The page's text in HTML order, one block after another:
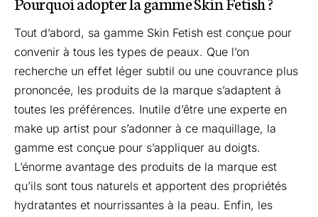
Tout d’abord, sa gamme Skin Fetish est conçue pour
convenir à tous les types de peaux. Que l’on
recherche un effet léger subtil ou une couvrance plus
prononcée, les produits de la marque s’adaptent à
toutes les préférences. Inutile d’être une experte en
make up artist pour s’adonner à ce maquillage, la
gamme est conçue pour s’appliquer au doigts.
L’énorme avantage des produits de la marque est
qu’ils sont tous naturels et apportent des propriétés
hydratantes et nourrissantes à la peau. Enfin, les